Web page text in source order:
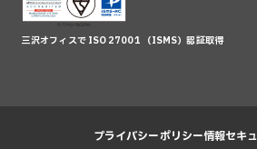
三沢オフィスで ISO 27001 （ISMS）認証取得
プライバシーポリシー情報セキ